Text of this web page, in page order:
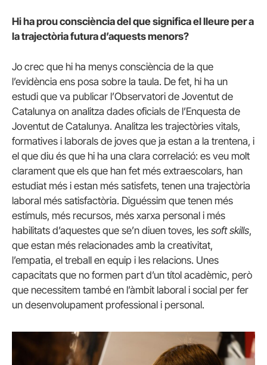
Hi ha prou consciència del que significa el lleure per a
la trajectòria futura d’aquests menors?
Jo crec que hi ha menys consciència de la que
l’evidència ens posa sobre la taula. De fet, hi ha un
estudi que va publicar l’Observatori de Joventut de
Catalunya on analitza dades oficials de l’Enquesta de
Joventut de Catalunya. Analitza les trajectòries vitals,
formatives i laborals de joves que ja estan a la trentena, i
el que diu és que hi ha una clara correlació: es veu molt
clarament que els que han fet més extraescolars, han
estudiat més i estan més satisfets, tenen una trajectòria
laboral més satisfactòria. Diguéssim que tenen més
estímuls, més recursos, més xarxa personal i més
habilitats d’aquestes que se’n diuen toves, les soft skills,
que estan més relacionades amb la creativitat,
l’empatia, el treball en equip i les relacions. Unes
capacitats que no formen part d’un títol acadèmic, però
que necessitem també en l’àmbit laboral i social per fer
un desenvolupament professional i personal.